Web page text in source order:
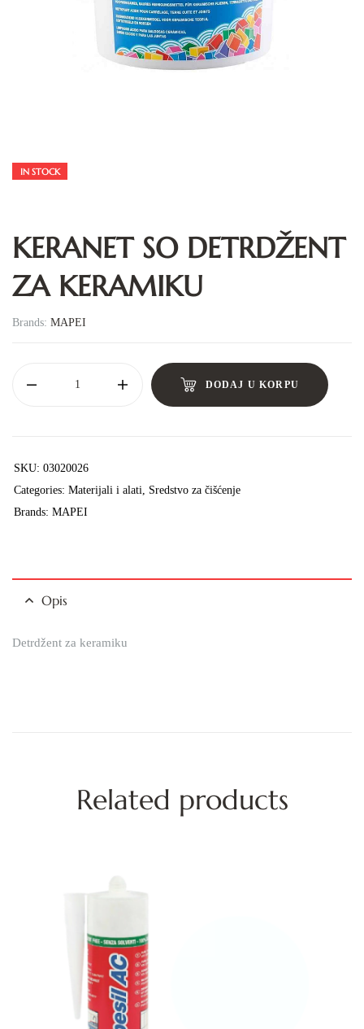
IN STOCK
KERANET SO DETRDŽENT
ZA KERAMIKU
Brands: MAPEI
DODAJ U KORPU
SKU: 03020026
Categories: Materijali i alati, Sredstvo za čišćenje
Brands: MAPEI
Opis
Detrdžent za keramiku
Related products